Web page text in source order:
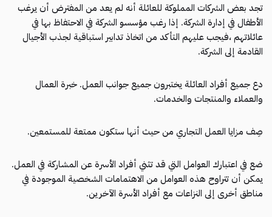
تجد بعض الشركات المملوكة للعائلة أنه لم يعد من المفترض أن يرغب
الأطفال في إدارة الشركة. إذا رغب مؤسسو الشركة في الاحتفاظ بها في
عائلاتهم ،فيجب عليهم التأكد من اتخاذ تدابير استباقية لجذب الأجيال
القادمة إلى الشركة.
دع جميع أفراد العائلة يختبرون جميع جوانب العمل. خبرة العمال
والعملاء والمنتجات والخدمات.
صِف مزايا العمل التجاري من حيث أنها ستكون ممتعة للمستمعين.
ضع في اعتبارك العوامل التي قد تثني أفراد الأسرة عن المشاركة في العمل.
يمكن أن تتراوح هذه العوامل من الاهتمامات الشخصية الموجودة في
مناطق أخرى إلى النزاعات مع أفراد الأسرة الآخرين.